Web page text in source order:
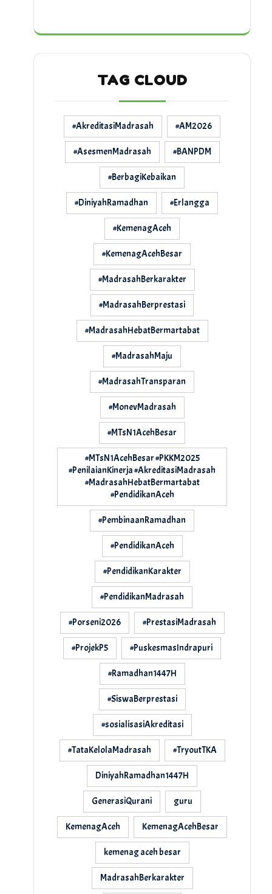
TAG CLOUD
#AkreditasiMadrasah #AM2026
#AsesmenMadrasah #BANPDM
#BerbagiKebaikan
#DiniyahRamadhan #Erlangga
#KemenagAceh
#KemenagAcehBesar
#MadrasahBerkarakter
#MadrasahBerprestasi
#MadrasahHebatBermartabat
#MadrasahMaju
#MadrasahTransparan
#MonevMadrasah
#MTsN1AcehBesar
#MTsN1AcehBesar #PKKM2025
#PenilaianKinerja #AkreditasiMadrasah
#MadrasahHebatBermartabat
#PendidikanAceh
#PembinaanRamadhan
#PendidikanAceh
#PendidikanKarakter
#PendidikanMadrasah
#Porseni2026 #PrestasiMadrasah
#ProjekP5 #PuskesmasIndrapuri
#Ramadhan1447H
#SiswaBerprestasi
#sosialisasiAkreditasi
#TataKelolaMadrasah #TryoutTKA
DiniyahRamadhan1447H
GenerasiQurani guru
KemenagAceh KemenagAcehBesar
kemenag aceh besar
MadrasahBerkarakter